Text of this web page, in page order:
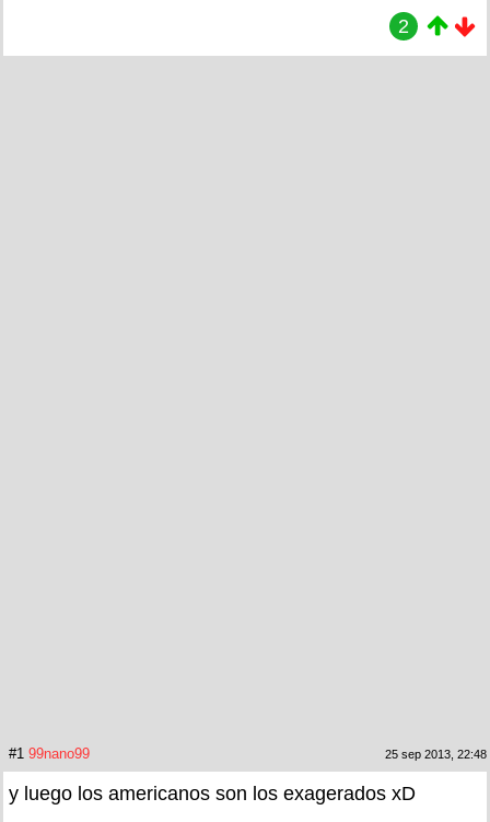
2
#1 99nano99 25 sep 2013, 22:48
y luego los americanos son los exagerados xD